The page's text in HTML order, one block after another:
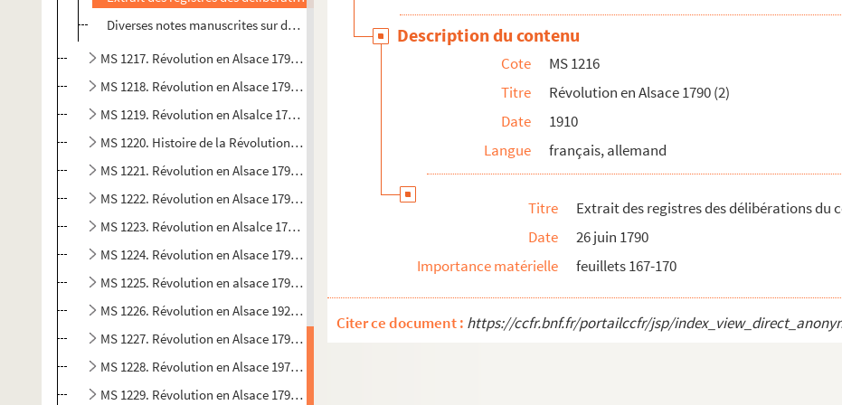
Diverses notes manuscrites sur des archives de la Révolution
MS 1217. Révolution en Alsace 1790 (3)
MS 1218. Révolution en Alsace 1790 (4)
MS 1219. Révolution en Alsalce 1791 (1)
MS 1220. Histoire de la Révolution en Alsace 1791 (2)
MS 1221. Révolution en Alsace 1791 (3)
MS 1222. Révolution en Alsace 1791 (4)
MS 1223. Révolution en Alsalce 1792 (1)
MS 1224. Révolution en Alsace 1792 (2)
MS 1225. Révolution en alsace 1792 (3)
MS 1226. Révolution en Alsace 192 (4)
MS 1227. Révolution en Alsace 1793 (1)
MS 1228. Révolution en Alsace 19793 (2)
MS 1229. Révolution en Alsace 1793 (3)
Description du contenu
Cote
MS 1216
Titre
Révolution en Alsace 1790 (2)
Date
1910
Langue
français, allemand
Titre
Extrait des registres des délibérations du
Date
26 juin 1790
Importance matérielle
feuillets 167-170
Citer ce document : https://ccfr.bnf.fr/portailccfr/jsp/